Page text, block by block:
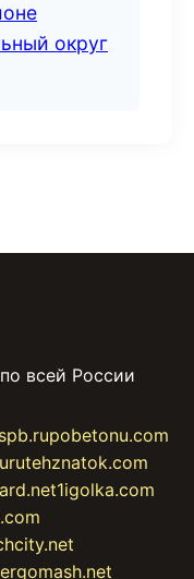
округ
всей России
pobetonu.com
tehznatok.com
1igolka.com